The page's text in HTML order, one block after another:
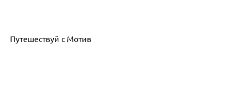
Путешествуй с Мотив